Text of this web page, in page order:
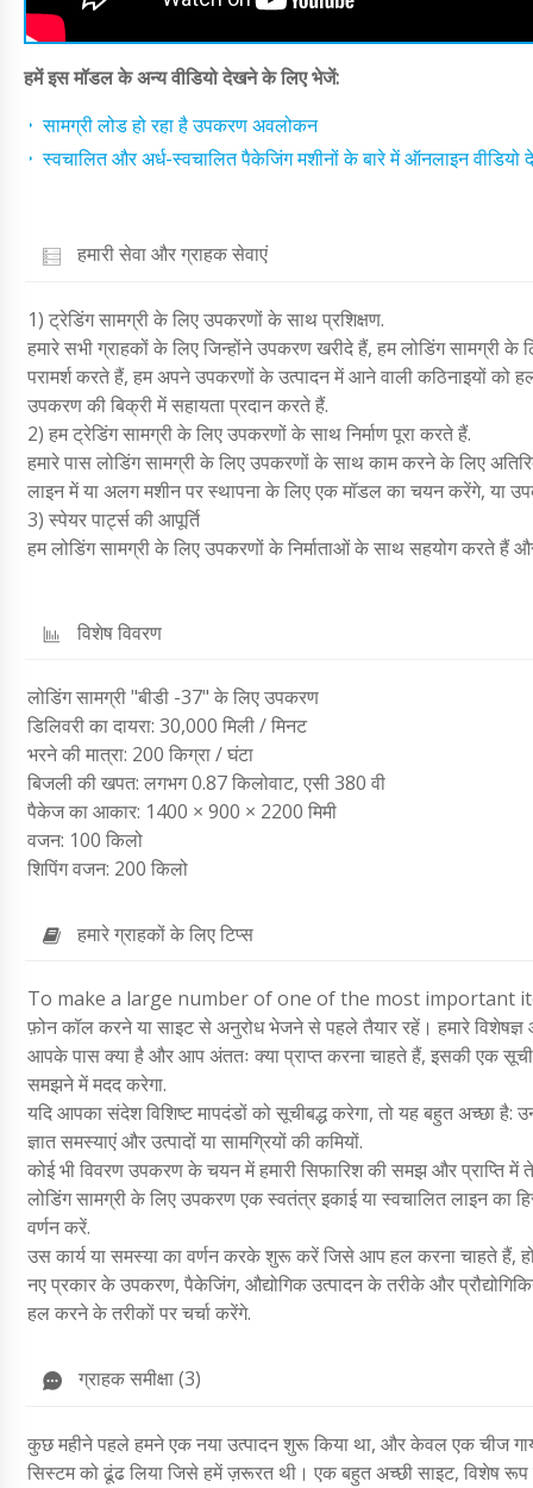
हमें इस मॉडल के अन्य वीडियो देखने के लिए भेजें:
सामग्री लोड हो रहा है उपकरण अवलोकन
स्वचालित और अर्ध-स्वचालित पैकेजिंग मशीनों के बारे में ऑनलाइन वीडियो
हमारी सेवा और ग्राहक सेवाएं
1) ट्रेडिंग सामग्री के लिए उपकरणों के साथ प्रशिक्षण.
हमारे सभी ग्राहकों के लिए जिन्होंने उपकरण खरीदे हैं, हम लोडिंग सामग्री
परामर्श करते हैं, हम अपने उपकरणों के उत्पादन में आने वाली कठिनाइयों को
उपकरण की बिक्री में सहायता प्रदान करते हैं.
2) हम ट्रेडिंग सामग्री के लिए उपकरणों के साथ निर्माण पूरा करते हैं.
हमारे पास लोडिंग सामग्री के लिए उपकरणों के साथ काम करने के लिए
लाइन में या अलग मशीन पर स्थापना के लिए एक मॉडल का चयन करेंगे, या
3) स्पेयर पार्ट्स की आपूर्ति
हम लोडिंग सामग्री के लिए उपकरणों के निर्माताओं के साथ सहयोग करते हैं
विशेष विवरण
लोडिंग सामग्री "बीडी -37" के लिए उपकरण
डिलिवरी का दायरा: 30,000 मिली / मिनट
भरने की मात्रा: 200 किग्रा / घंटा
बिजली की खपत: लगभग 0.87 किलोवाट, एसी 380 वी
पैकेज का आकार: 1400 × 900 × 2200 मिमी
वजन: 100 किलो
शिपिंग वजन: 200 किलो
हमारे ग्राहकों के लिए टिप्स
To make a large number of one of the most important
फ़ोन कॉल करने या साइट से अनुरोध भेजने से पहले तैयार रहें। हमारे
आपके पास क्या है और आप अंततः क्या प्राप्त करना चाहते हैं, इसकी एक
समझने में मदद करेगा.
यदि आपका संदेश विशिष्ट मापदंडों को सूचीबद्ध करेगा, तो यह बहुत अच्छा
ज्ञात समस्याएं और उत्पादों या सामग्रियों की कमियों.
कोई भी विवरण उपकरण के चयन में हमारी सिफारिश की समझ और प्राप्ति में
लोडिंग सामग्री के लिए उपकरण एक स्वतंत्र इकाई या स्वचालित लाइन का
वर्णन करें.
उस कार्य या समस्या का वर्णन करके शुरू करें जिसे आप हल करना चाहते हैं,
नए प्रकार के उपकरण, पैकेजिंग, औद्योगिक उत्पादन के तरीके और
हल करने के तरीकों पर चर्चा करेंगे.
ग्राहक समीक्षा (3)
कुछ महीने पहले हमने एक नया उत्पादन शुरू किया था, और केवल एक चीज
सिस्टम को ढूंढ लिया जिसे हमें ज़रूरत थी। एक बहुत अच्छी साइट, विशेष रूप